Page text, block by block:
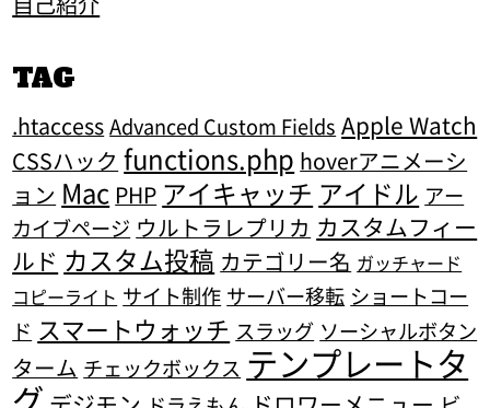
TAG
.htaccess Advanced Custom Fields Apple Watch
CSSハック functions.php hoverアニメーシ
ョン Mac PHP アイキャッチ アイドル アー
カイブページ ウルトラレプリカ カスタムフィー
ルド カスタム投稿 カテゴリー名 ガッチャード
コピーライト サイト制作 サーバー移転 ショートコー
ド スマートウォッチ スラッグ ソーシャルボタン
ターム チェックボックス テンプレートタ